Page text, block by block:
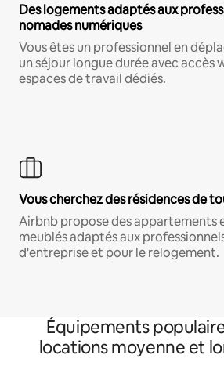
Des logements adaptés aux
nomades numériques
Vous êtes un professionnel en
un séjour longue durée avec accès
espaces de travail dédiés.
Vous cherchez des résidences de
Airbnb propose des appartements
meublés adaptés aux
d'entreprise et pour le relogement.
Équipements
locations moyenne et